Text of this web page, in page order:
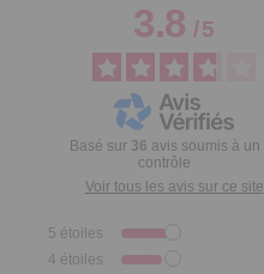
3.8/5
Basé sur 36 avis soumis à un
contrôle
Voir tous les avis sur ce site
5 étoiles
4 étoiles